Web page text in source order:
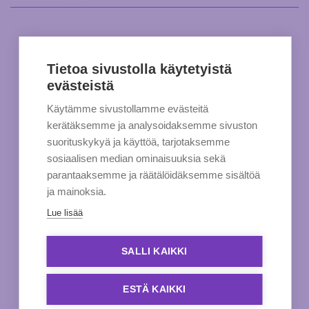
Tietoa sivustolla käytetyistä
evästeistä
Käytämme sivustollamme evästeitä
kerätäksemme ja analysoidaksemme sivuston
suorituskykyä ja käyttöä, tarjotaksemme
sosiaalisen median ominaisuuksia sekä
parantaaksemme ja räätälöidäksemme sisältöä
ja mainoksia.
Lue lisää
SALLI KAIKKI
ESTÄ KAIKKI